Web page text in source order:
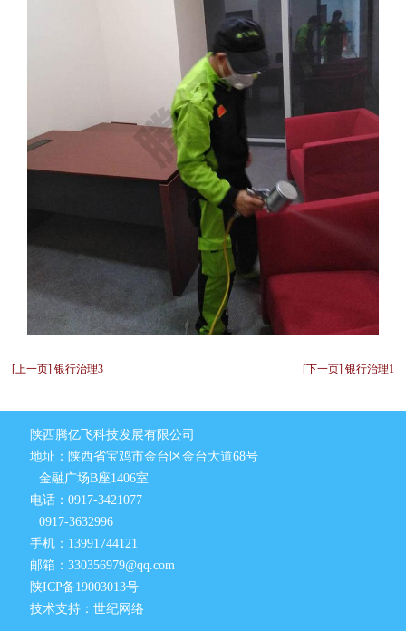
[上一页] 银行治理3 [下一页] 银行治理1
陕西腾亿飞科技发展有限公司
地址：陕西省宝鸡市金台区金台大道68号
金融广场B座1406室
电话：0917-3421077
0917-3632996
手机：13991744121
邮箱：330356979@qq.com
陕ICP备19003013号
技术支持：世纪网络